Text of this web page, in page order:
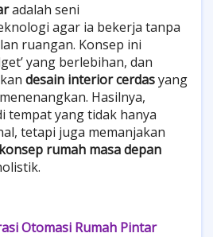
adalah seni
agar ia bekerja tanpa
ruangan. Konsep ini
yang berlebihan, dan
desain interior cerdasyang
Hasilnya,
tempat yang tidak hanya
tetapi juga memanjakan
konsep rumah masa depan
Otomasi Rumah Pintar